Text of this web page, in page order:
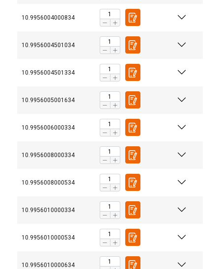
10.9956004000834
10.9956004501034
10.9956004501334
10.9956005001634
10.9956006000334
10.9956008000334
10.9956008000534
10.9956010000334
10.9956010000534
10.9956010000634